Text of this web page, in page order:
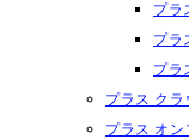
プラ
プラ
プラ
プラス クラ
プラス オ